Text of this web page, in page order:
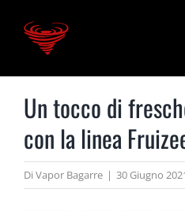
Un tocco di
con la linea
Di Vapor Bagarre | 30 Giugno